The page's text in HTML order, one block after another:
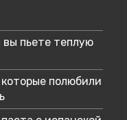
вы пьете теплую
полюбили